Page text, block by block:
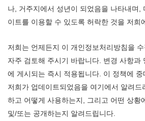
나, 거주지에서 성년이 되었음을 나타내며,
이트를 이용할 수 있도록 허락한 것을 저희
저희는 언제든지 이 개인정보처리방침을
자주 검토해 주시기 바랍니다. 변경 사항과
에 게시되는 즉시 적용됩니다. 이 정책에 중
저희가 업데이트되었음을 여기에서 알려드
하고 어떻게 사용하는지, 그리고 어떤 상황
및/또는 공개하는지 알려드립니다.